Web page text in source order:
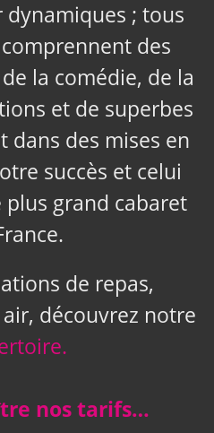
dynamiques ; tous
des
la comédie, de la
et de superbes
dans des mises en
succès et celui
plus grand cabaret
de repas,
découvrez notre
nos tarifs…